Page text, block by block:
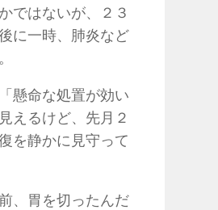
ではないが、２３
に一時、肺炎など
懸命な処置が効い
えるけど、先月２
を静かに見守って
、胃を切ったんだ